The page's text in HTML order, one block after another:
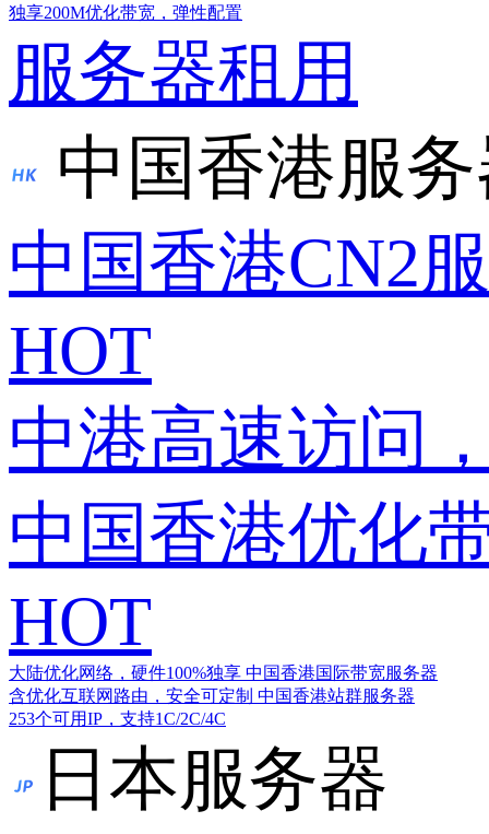
独享200M优化带宽，弹性配置
服务器租用
中国香港服
中国香港CN2
HOT
中港高速访问
中国香港优化
HOT
大陆优化网络，硬件100%独享 中国香港国际带宽服务器
含优化互联网路由，安全可定制 中国香港站群服务器
253个可用IP，支持1C/2C/4C
日本服务器